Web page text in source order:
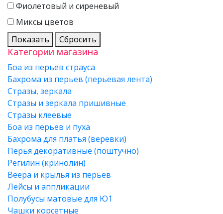
Фиолетовый и сиреневый
Миксы цветов
Показать
Сбросить
Категории магазина
Боа из перьев страуса
Бахрома из перьев (перьевая лента)
Стразы, зеркала
Стразы и зеркала пришивные
Стразы клеевые
Боа из перьев и пуха
Бахрома для платья (веревки)
Перья декоративные (поштучно)
Регилин (кринолин)
Веера и крылья из перьев
Лейсы и аппликации
Полубусы матовые для Ю1
Чашки корсетные